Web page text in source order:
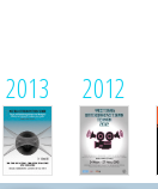
2013 2012